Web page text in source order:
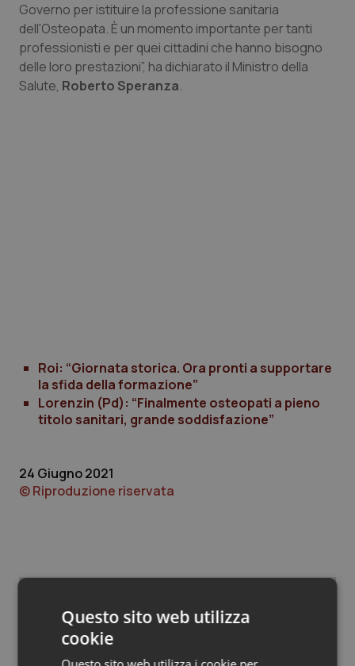
Provincia Autonoma di Bolzano
Provincia Autonoma di Trento
Infezioni & Febbre
Ipertensione & Scompenso
Oncologia & Nutrizione
Quotidiano Cardiologia
Rene & patologie urogenitali
Governo per istituire la professione sanitaria
dell'Osteopata. È un momento importante per tanti
professionisti e per quei cittadini che hanno bisogno
delle loro prestazioni”, ha dichiarato il Ministro della
Salute, Roberto Speranza.
Roi: “Giornata storica. Ora pronti a supportare
la sfida della formazione”
Lorenzin (Pd): “Finalmente osteopati a pieno
titolo sanitari, grande soddisfazione”
24 Giugno 2021
© Riproduzione riservata
Potrebbe interessarti in
Governo e Parlamento
Questo sito web utilizza
cookie